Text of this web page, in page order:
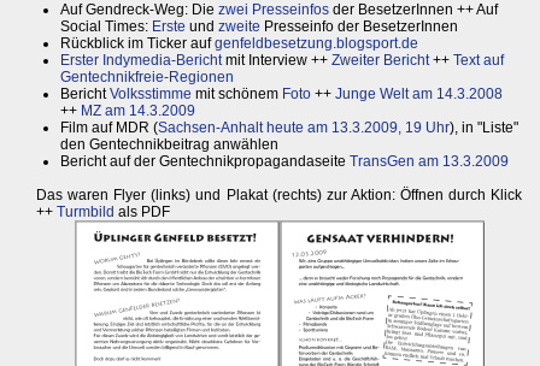
Auf Gendreck-Weg: Die zwei Presseinfos der BesetzerInnen ++ Auf
Social Times: Erste und zweite Presseinfo der BesetzerInnen
Rückblick im Ticker aufgenfeldbesetzung.blogsport.de
Erster Indymedia-Berichtmit Interview ++ Zweiter Bericht++ Text auf
Gentechnikfreie-Regionen
BerichtVolksstimme mit schönem Foto ++ Junge Welt am 14.3.2008
++ MZ am 14.3.2009
Film auf MDR (Sachsen-Anhalt heute am 13.3.2009, 19 Uhr), in "Liste"
den Gentechnikbeitrag anwählen
Bericht auf der Gentechnikpropagandaseite TransGen am 13.3.2009
Das waren Flyer (links) und Plakat (rechts) zur Aktion: Öffnen durch Klick
++ Turmbild als PDF